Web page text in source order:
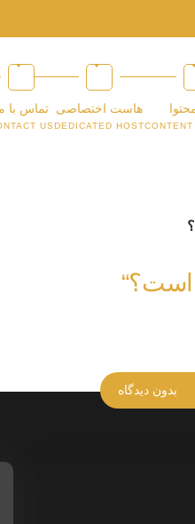
هاست اختصاصی
DEDICATED HOST
تماس با
US
است؟“
بدون دیدگاه